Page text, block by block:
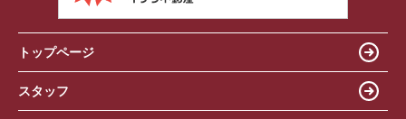
トップページ
スタッフ